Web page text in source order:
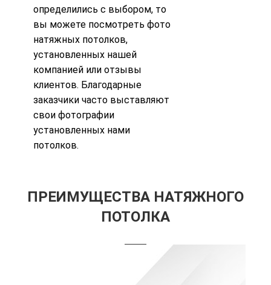
определились с выбором, то
вы можете посмотреть фото
натяжных потолков,
установленных нашей
компанией или отзывы
клиентов. Благодарные
заказчики часто выставляют
свои фотографии
установленных нами
потолков.
ПРЕИМУЩЕСТВА НАТЯЖНОГО
ПОТОЛКА